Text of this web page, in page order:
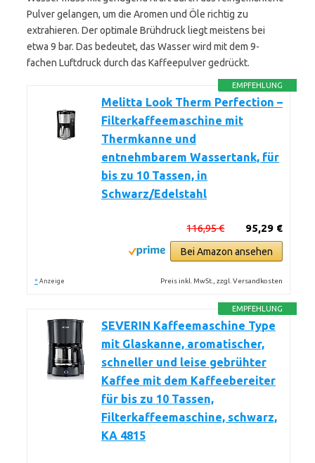
Pulver gelangen, um die Aromen und Öle richtig zu
extrahieren. Der optimale Brühdruck liegt meistens bei
etwa 9 bar. Das bedeutet, das Wasser wird mit dem 9-
fachen Luftdruck durch das Kaffeepulver gedrückt.
EMPFEHLUNG
Melitta Look Therm Perfection –
Filterkaffeemaschine mit
Thermkanne und
entnehmbarem Wassertank, für
bis zu 10 Tassen, in
Schwarz/Edelstahl
95,29 €
116,95 €
Bei Amazon ansehen
* Anzeige Preis inkl. MwSt., zzgl. Versandkosten
EMPFEHLUNG
SEVERIN Kaffeemaschine Type
mit Glaskanne, aromatischer,
schneller und leise gebrühter
Kaffee mit dem Kaffeebereiter
für bis zu 10 Tassen,
Filterkaffeemaschine, schwarz,
KA 4815